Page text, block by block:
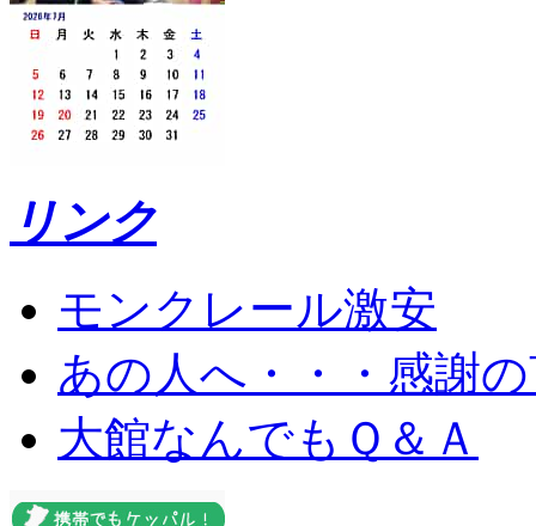
リンク
モンクレール激安
あの人へ・・・感謝
大館なんでもＱ＆Ａ